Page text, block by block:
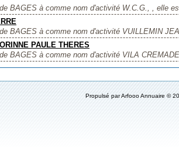
BAGES à comme nom d'activité W.C.G., , elle
BAGES à comme nom d'activité VUILLEMIN
PAULE THERES
BAGES à comme nom d'activité VILA
Propulsé parArfooo Annuaire ©